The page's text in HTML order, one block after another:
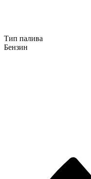
Тип палива
Бензин